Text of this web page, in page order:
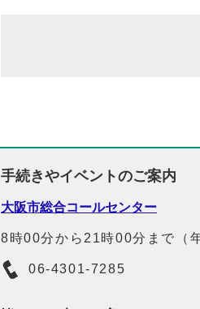
手続きやイベントのご案内
大阪市総合コールセンター
8時00分から21時00分まで（
06-4301-7285